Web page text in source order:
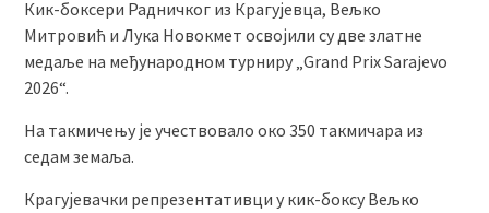
Кик-боксери Радничког из Крагујевца, Вељко
Митровић и Лука Новокмет освојили су две златне
медаље на међународном турниру „Grand Prix Sarajevo
2026“.
На такмичењу је учествовало око 350 такмичара из
седам земаља.
Крагујевачки репрезентативци у кик-боксу Вељко